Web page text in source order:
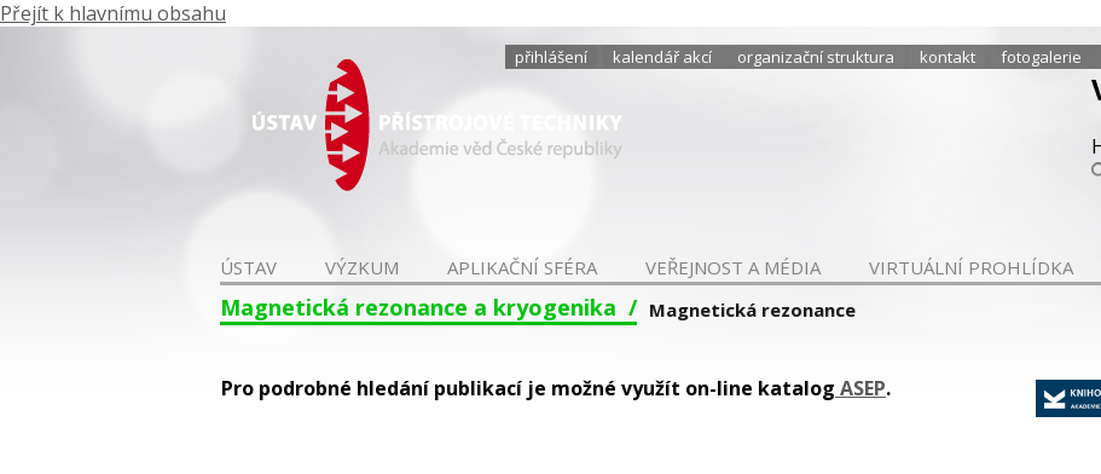
Přejít k hlavnímu obsahu
přihlášení kalendář akcí organizační struktura kontakt fotogalerie
ÚSTAV VÝZKUM APLIKAČNÍ SFÉRA VEŘEJNOST A MÉDIA VIRTUÁLNÍ PROHLÍDKA
Magnetická rezonance a kryogenika Magnetická rezonance
Pro podrobné hledání publikací je možné využít on-line katalog ASEP.